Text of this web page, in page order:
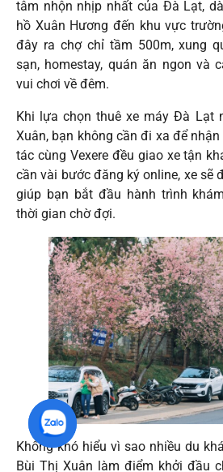
tâm nhộn nhịp nhất của Đà Lạt,
hồ Xuân Hương đến khu vực
đây ra chợ chỉ tầm 500m, xung
sạn, homestay, quán ăn ngon và
vui chơi về đêm.
Khi lựa chọn thuê xe máy Đà Lạt
Xuân, bạn không cần đi xa để
tác cùng Vexere đều giao xe tận
cần vài bước đăng ký online, xe sẽ
giúp bạn bắt đầu hành trình
thời gian chờ đợi.
Không khó hiểu vì sao nhiều du
Bùi Thị Xuân làm điểm khởi đầu